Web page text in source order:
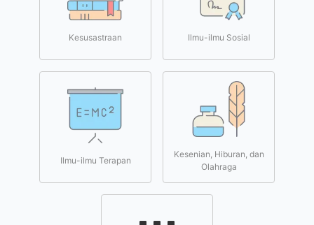
Kesusastraan Ilmu-ilmu Sosial
Ilmu-ilmu Terapan
Kesenian, Hiburan, dan
Olahraga